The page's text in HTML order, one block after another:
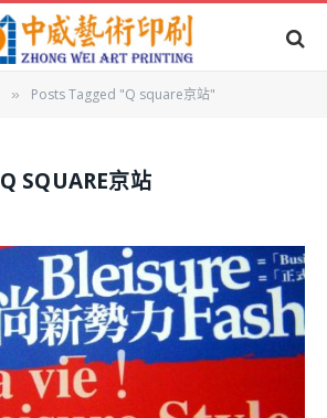
» Posts Tagged "Q square京站"
Q SQUARE京站